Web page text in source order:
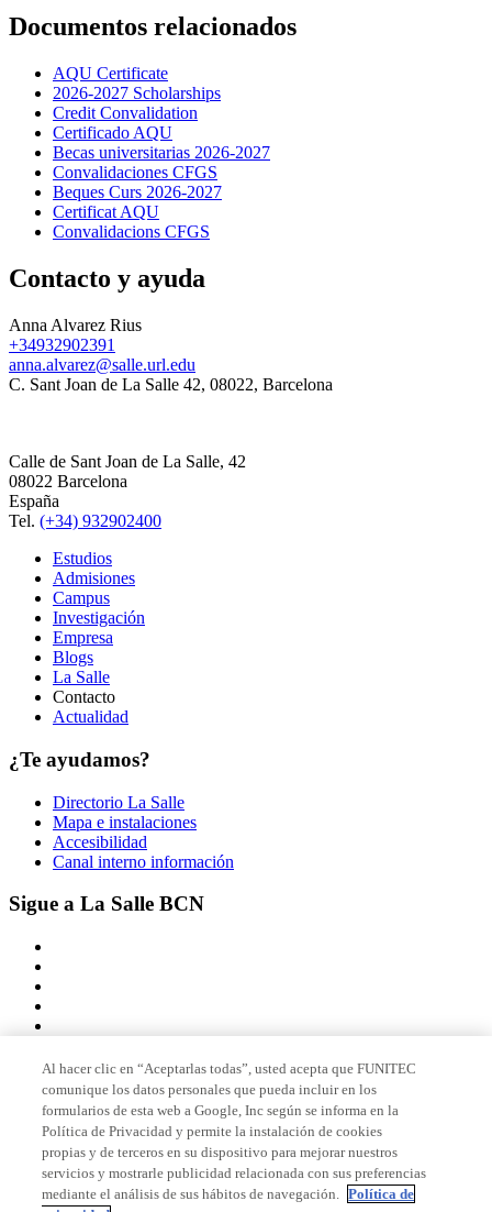
Documentos relacionados
AQU Certificate
2026-2027 Scholarships
Credit Convalidation
Certificado AQU
Becas universitarias 2026-2027
Convalidaciones CFGS
Beques Curs 2026-2027
Certificat AQU
Convalidacions CFGS
Contacto y ayuda
Anna Alvarez Rius
+34932902391
anna.alvarez@salle.url.edu
C. Sant Joan de La Salle 42, 08022, Barcelona
Calle de Sant Joan de La Salle, 42
08022 Barcelona
España
Tel. (+34) 932902400
Estudios
Admisiones
Campus
Investigación
Empresa
Blogs
La Salle
Contacto
Actualidad
¿Te ayudamos?
Directorio La Salle
Mapa e instalaciones
Accesibilidad
Canal interno información
Sigue a La Salle BCN
Miembro de
Acreditaciones
Al hacer clic en “Aceptarlas todas”, usted acepta que FUNITEC
comunique los datos personales que pueda incluir en los
formularios de esta web a Google, Inc según se informa en la
Política de Privacidad y permite la instalación de cookies
propias y de terceros en su dispositivo para mejorar nuestros
servicios y mostrarle publicidad relacionada con sus preferencias
mediante el análisis de sus hábitos de navegación. Política de